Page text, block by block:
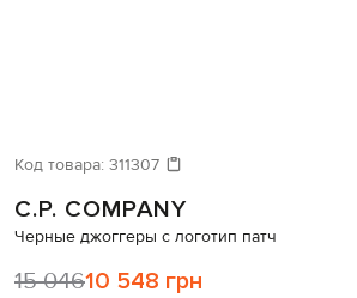
Код товара: 311307
C.P. COMPANY
Черные джоггеры с логотип патч
15 04610 548 грн